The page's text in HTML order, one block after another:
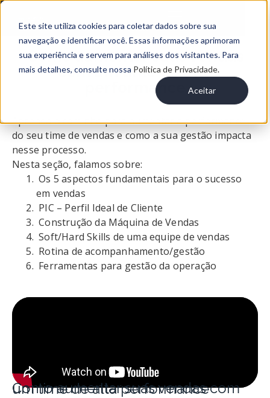
Este site utiliza cookies para coletar dados sobre sua
navegação e identificar você. Essas informações aprimoram
sua experiência e servem para análises dos visitantes. Para
mais detalhes, consulte nossa Política de Privacidade.
Aceitar
Como aumentar suas vendas
com um time de alta
performance
Aprenda o caminho para aumentar a performance
do seu time de vendas e como a sua gestão impacta
nesse processo.
Nesta seção, falamos sobre:
Os 5 aspectos fundamentais para o sucesso
em vendas
PIC – Perfil Ideal de Cliente
Construção da Máquina de Vendas
Soft/Hard Skills de uma equipe de vendas
Rotina de acompanhamento/gestão
Ferramentas para gestão da operação
Como aumentar suas vendas com um time de alta performance